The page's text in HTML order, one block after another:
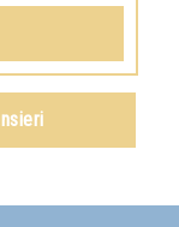
Mikhaël Aïvanhov
spirituale,